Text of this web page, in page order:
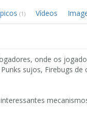
(1) Vídeos
onde os
sujos, Firebugs